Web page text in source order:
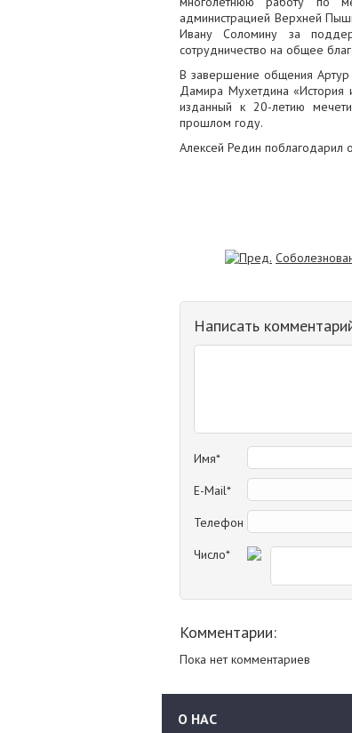
администрацией Верхней
Ивану Соломину за
сотрудничество на общее
В завершение общения Артур
Дамира Мухетдина «История
изданный к 20-летию
прошлом году.
Алексей Редин поблагодарил
Написать
Имя*
E-Mail*
Телефон
Число*
Комментарии:
Пока нет комментариев
О НАС